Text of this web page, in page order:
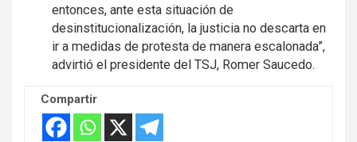
entonces, ante esta situación de
desinstitucionalización, la justicia no descarta en
ir a medidas de protesta de manera escalonada”,
advirtió el presidente del TSJ, Romer Saucedo.
Compartir